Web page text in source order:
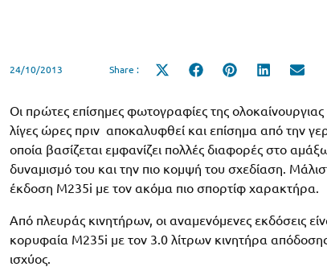
24/10/2013 Share :
Share
Share
Share
Share
Οι πρώτες επίσημες φωτογραφίες της
λίγες ώρες πριν αποκαλυφθεί και επίσημα από την
οποία βασίζεται εμφανίζει πολλές διαφορές στο
δυναμισμό του και την πιο κομψή του σχεδίαση.
έκδοση M235i με τον ακόμα πιο σπορτίφ χαρακτήρα.
Από πλευράς κινητήρων, οι αναμενόμενες εκδόσεις
κορυφαία Μ235i με τον 3.0 λίτρων κινητήρα
ισχύος.